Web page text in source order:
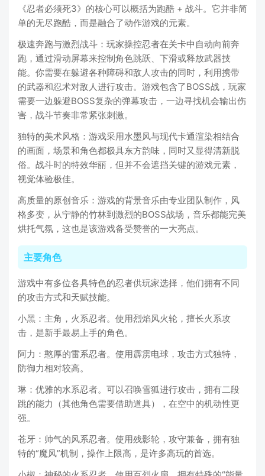
《忍者必须死3》的核心可以概括为跑酷 + 战斗。它并非简
单的无尽跑酷，而是融合了动作游戏的元素。
极速奔跑与激烈战斗：玩家操控忍者在关卡中自动向前奔
跑，通过滑动屏幕来控制角色跳跃、下滑或释放武器技
能。你需要在躲避各种障碍和敌人攻击的同时，利用携带
的武器和忍术对敌人进行攻击。游戏包含了BOSS战，玩家
需要一边躲避BOSS复杂的弹幕攻击，一边寻找机会输出伤
害，战斗节奏非常紧张刺激。
独特的美术风格：游戏采用水墨风与现代卡通渲染相结合
的画面，场景和角色都极具东方韵味，同时又显得清新脱
俗。战斗时的特效华丽，但并不会遮挡关键的游戏元素，
视觉体验极佳。
高质量的原创音乐：游戏的背景音乐由专业团队制作，风
格多变，从宁静的竹林到激烈的BOSS战场，音乐都能完美
烘托气氛，这也是该游戏备受赞誉的一大亮点。
主要角色
游戏中有多位各具特色的忍者供玩家选择，他们拥有不同
的攻击方式和天赋技能。
小黑：主角，火系忍者。使用烈焰风火轮，擅长火系攻
击，是新手最易上手的角色。
阿力：憨厚的雷系忍者。使用霹雳电球，攻击方式独特，
防御力相对较高。
琳：优雅的水系忍者。可以召唤雪狐进行攻击，拥有二段
跳的能力（其他角色需要借助道具），在空中的机动性更
强。
苍牙：帅气的风系忍者。使用残影轮，攻守兼备，拥有独
特的“魔风”机制，操作上限高，是许多高玩的首选。